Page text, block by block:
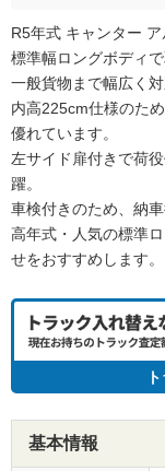
R5年式 キャンター ア
標準幅ロングボディ
一般貨物まで幅広く対
内高225cm仕様のた
優れています。
左サイド扉付きで荷
躍。
車検付きのため、納
高年式・人気の標準
せをおすすめします。
基本情報